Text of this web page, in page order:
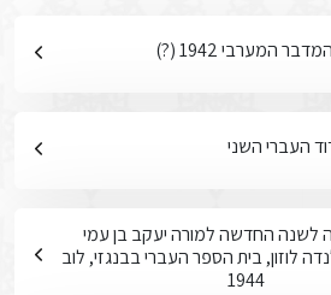
המערבי 1942 (?)
העברי השני
לשנה החדשה למורה יעקב בן עמי
לוזון, בית הספר העברי בבנגזי, לוב
1944